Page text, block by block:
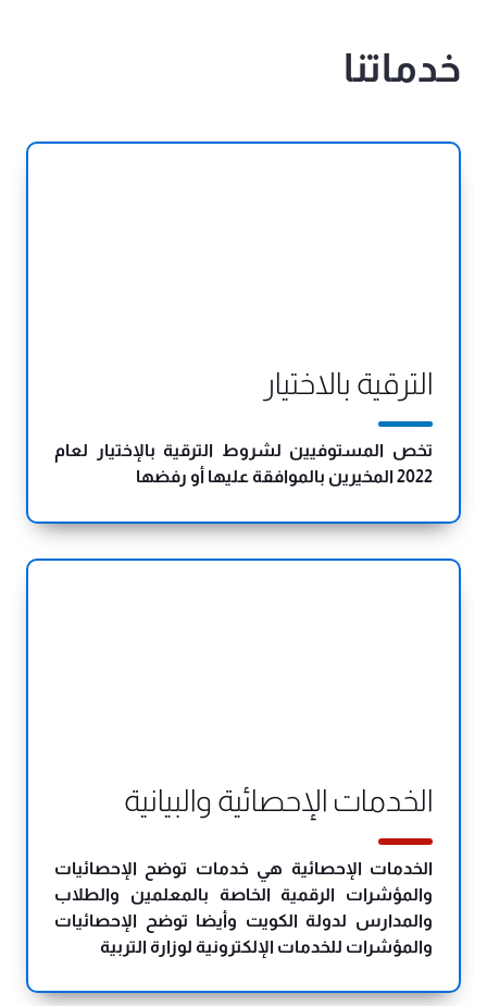
خدماتنا
الترقية بالاختيار
تخص المستوفيين لشروط الترقية بالإختيار لعام
2022 المخيرين بالموافقة عليها أو رفضها
الخدمات الإحصائية والبيانية
الخدمات الإحصائية هي خدمات توضح الإحصائيات
والمؤشرات الرقمية الخاصة بالمعلمين والطلاب
والمدارس لدولة الكويت وأيضا توضح الإحصائيات
والمؤشرات للخدمات الإلكترونية لوزارة التربية